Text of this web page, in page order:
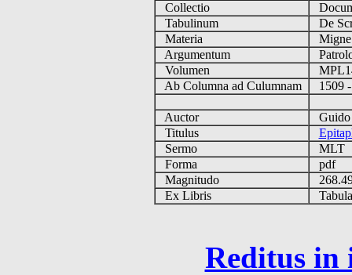
Collectio
Tabulinum
De
Materia
Argumentum
Volumen
Ab Columna ad Culumnam
1509
Auctor
Guido
Titulus
Sermo
MLT
Forma
pdf
Magnitudo
Ex Libris
Reditus in